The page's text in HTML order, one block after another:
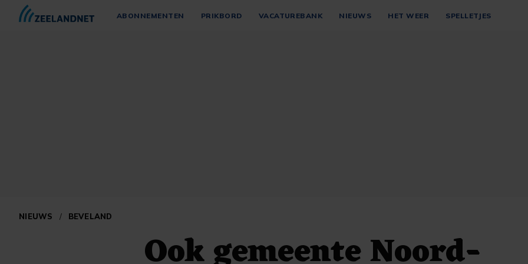
ABONNEMENTEN PRIKBORD VACATUREBANK NIEUWS HET WEER SPELLETJES
NIEUWS / BEVELAND